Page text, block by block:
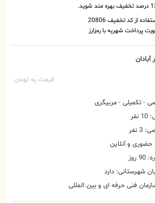
قیمت به تومان
- تکمیلی - مربیگری
نفر
حضوری و آنلاین
روز
شهرستانی: دارد
فنی حرفه ای و بین المللی